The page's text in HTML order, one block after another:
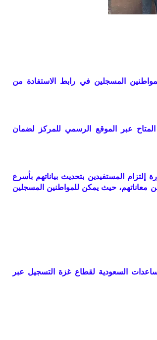
المسجلين في رابط الاستفادة من
عبر الموقع الرسمي للمركز لضمان
المستفيدين بتحديث بياناتهم بأسرع
حيث يمكن للمواطنين المسجلين
السعودية لقطاع غزة التسجيل عبر